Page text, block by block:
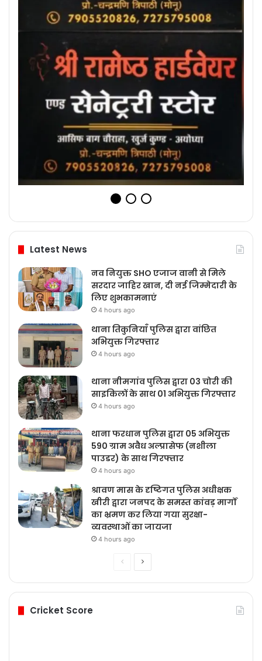
Latest News
नव नियुक्त SHO एजाज वानी से मिले
सरदार जाहिर खान, दी नई जिम्मेदारी के
लिए शुभकामनाएं
4 hours ago
थाना तिकुनियाँ पुलिस द्वारा वांछित
अभियुक्त गिरफ्तार
4 hours ago
थाना नीमगांव पुलिस द्वारा 03 चोरी की
साइकिलों के साथ 01 अभियुक्त गिरफ्तार
4 hours ago
थाना फरधान पुलिस द्वारा 05 अभियुक्त
590 ग्राम अवैध अल्प्रासेफ (नशीला
पाउडर) के साथ गिरफ्तार
4 hours ago
श्रावण मास के दृष्टिगत पुलिस अधीक्षक
खीरी द्वारा जनपद के समस्त कांवड़ मार्गों
का भ्रमण कर लिया गया सुरक्षा-
व्यवस्थाओं का जायजा
4 hours ago
PreviousNext
Cricket Score